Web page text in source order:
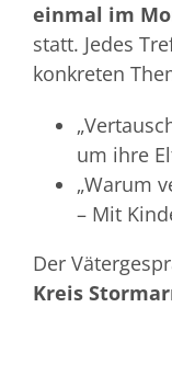
einmal im
statt. Jedes
konkreten
um ihre
„Warum
– Mit
Der
Kreis